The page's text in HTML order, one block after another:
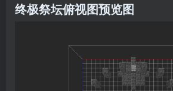
终极祭坛俯视图预览图